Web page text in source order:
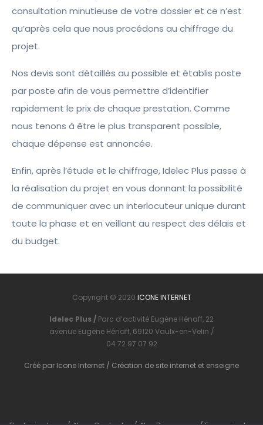
consultation minutieuse de votre dossier et ce n’est
qu’après cela que nous procédons au chiffrage du
projet.
Nos devis sont détaillés au possible et établis poste
par poste afin de vous permettre d’identifier
rapidement le prix de chaque prestation. Comme
nous tenons à être le plus transparent possible,
chaque dépense est annoncée.
Enfin, après l’étude et le chiffrage, Idelec Plus passe à
la réalisation du projet en vous donnant la possibilité
de communiquer avec un interlocuteur unique durant
toute la phase et en veillant au respect des délais et
du budget.
Copyright © 2020 ICONE INTERNET
Idelec Plus / Parc d’activité Eugène Hénaff, 22
avenue Eugène Hénaff, 69120 Vaulx-en-Velin /
04 72 97 07 92
Créé par Icone Internet / Création de site internet et enseigne